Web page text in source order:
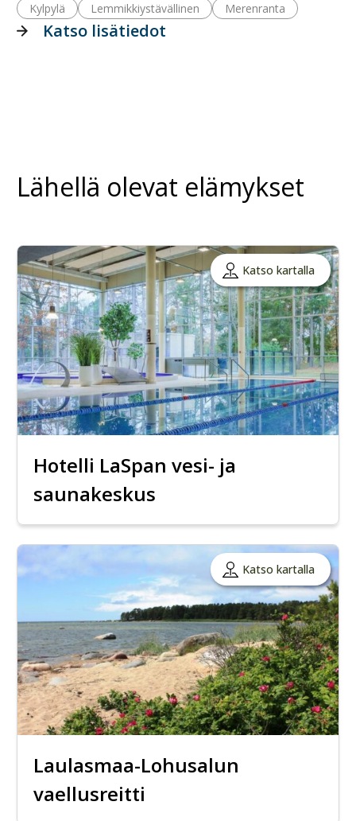
Kylpylä Lemmikkiystävällinen Merenranta
Katso lisätiedot
Lähellä olevat elämykset
Katso kartalla
Hotelli LaSpan vesi- ja
saunakeskus
Katso kartalla
Laulasmaa-Lohusalun
vaellusreitti